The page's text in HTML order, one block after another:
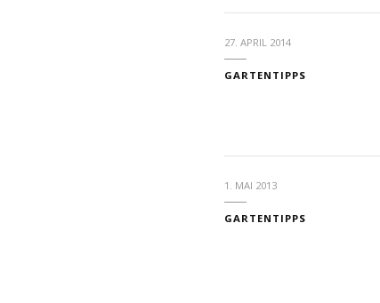
27. APRIL 2014
GARTENTIPPS
1. MAI 2013
GARTENTIPPS